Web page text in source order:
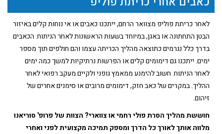
לאחר כריתת פוליפ מצוואר הרחם, ייתכנו כאבים או אי נוחות קלים באיזור
הבטן התחתונה או באגן, במיוחד בשעות הראשונות לאחר הניתוח. הכאבים
בדרך כלל נגרמים כתוצאה מהליך הכריתה עצמו והם חולפים תוך מספר
ימים. ייתכנו גם דימומים קלים או הפרשות נרתיקיות למשך כמה ימים
לאחר הניתוח. חשוב להימנע ממאמץ גופני ולקיים מעקב רפואי לאחר
ההליך. במקרים של כאב חזק, דימומים מרובים או סימנים אחרים של
זיהום.
חוששת מהליך הסרת פולי רחמי או צווארי? הצוות של פרופ' סוריאנו
מלווה אותך לאורך כל הדרך ומספק תמיכה מקצועית לפני ואחרי